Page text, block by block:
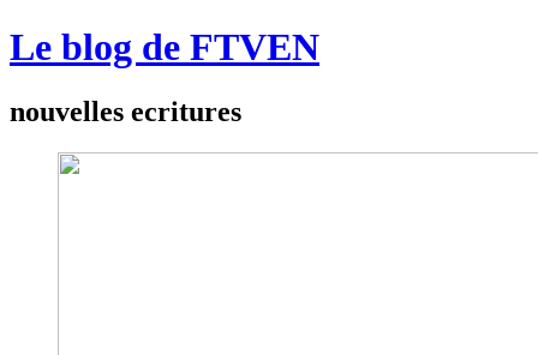
Le blog de FTVEN
nouvelles ecritures